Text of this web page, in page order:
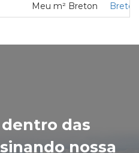
Meu m² Breton Breton
das
nossa